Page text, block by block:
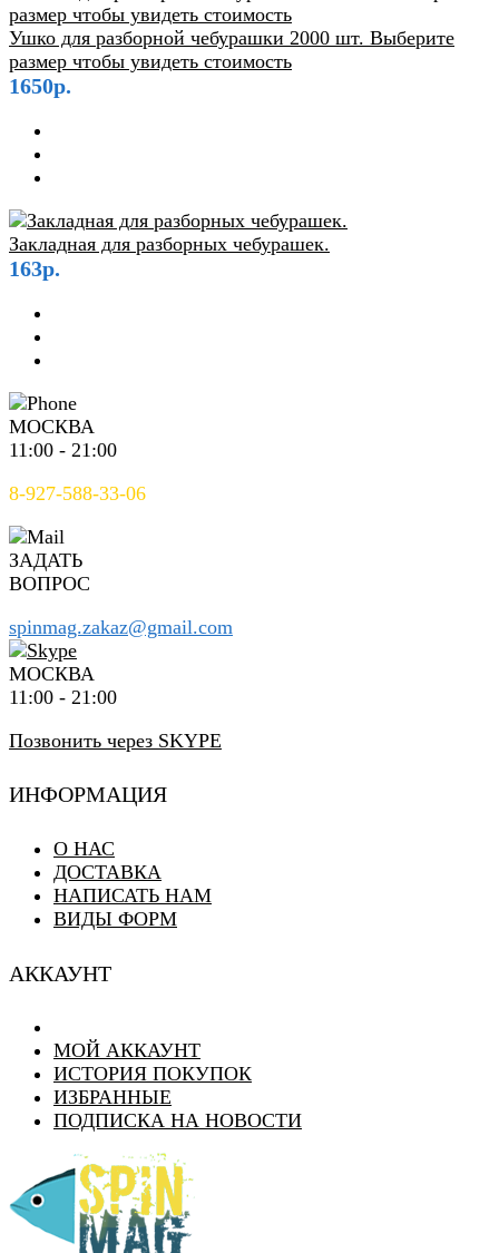
Ушко для разборной чебурашки 2000 шт. Выберите
размер чтобы увидеть стоимость
1650р.
Закладная для разборных чебурашек.
163р.
МОСКВА
11:00 - 21:00
8-927-588-33-06
ЗАДАТЬ
ВОПРОС
spinmag.zakaz@gmail.com
МОСКВА
11:00 - 21:00
Позвонить через SKYPE
ИНФОРМАЦИЯ
О НАС
ДОСТАВКА
НАПИСАТЬ НАМ
ВИДЫ ФОРМ
АККАУНТ
МОЙ АККАУНТ
ИСТОРИЯ ПОКУПОК
ИЗБРАННЫЕ
ПОДПИСКА НА НОВОСТИ